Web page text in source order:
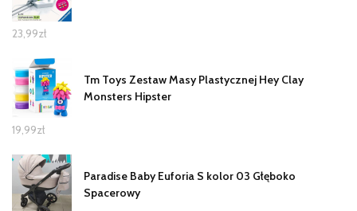
23,99zł
Tm Toys Zestaw Masy Plastycznej Hey Clay
Monsters Hipster
19,99zł
Paradise Baby Euforia S kolor 03 Głęboko
Spacerowy